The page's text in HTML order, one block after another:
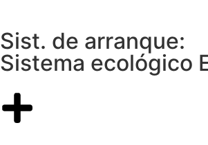
Sist. de arranque:
Sistema ecológico